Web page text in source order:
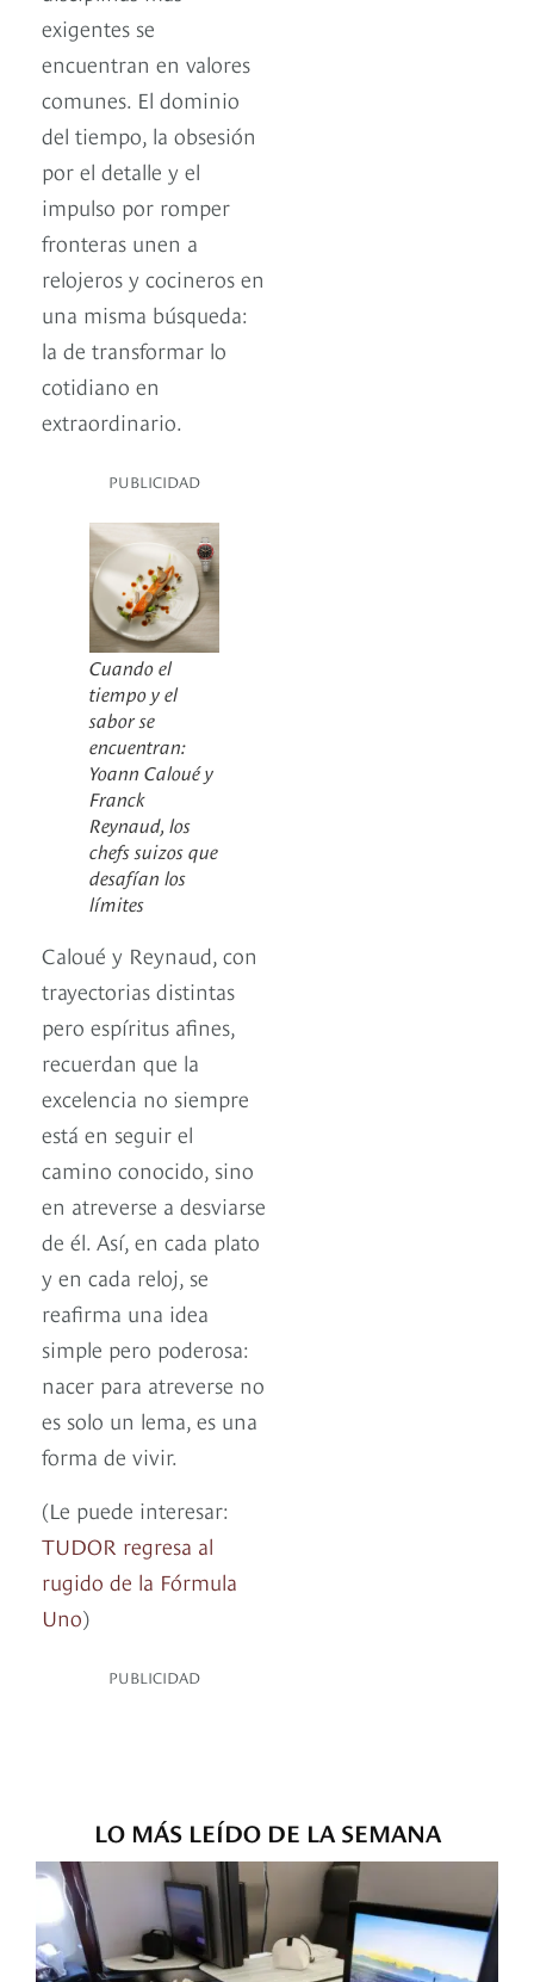
exigentes se
encuentran en valores
comunes. El dominio
del tiempo, la obsesión
por el detalle y el
impulso por romper
fronteras unen a
relojeros y cocineros en
una misma búsqueda:
la de transformar lo
cotidiano en
extraordinario.
PUBLICIDAD
Cuando el
tiempo y el
sabor se
encuentran:
Yoann Caloué y
Franck
Reynaud, los
chefs suizos que
desafían los
límites
Caloué y Reynaud, con
trayectorias distintas
pero espíritus afines,
recuerdan que la
excelencia no siempre
está en seguir el
camino conocido, sino
en atreverse a desviarse
de él. Así, en cada plato
y en cada reloj, se
reafirma una idea
simple pero poderosa:
nacer para atreverse no
es solo un lema, es una
forma de vivir.
(Le puede interesar:
TUDOR regresa al
rugido de la Fórmula
Uno)
PUBLICIDAD
LO MÁS LEÍDO DE LA SEMANA